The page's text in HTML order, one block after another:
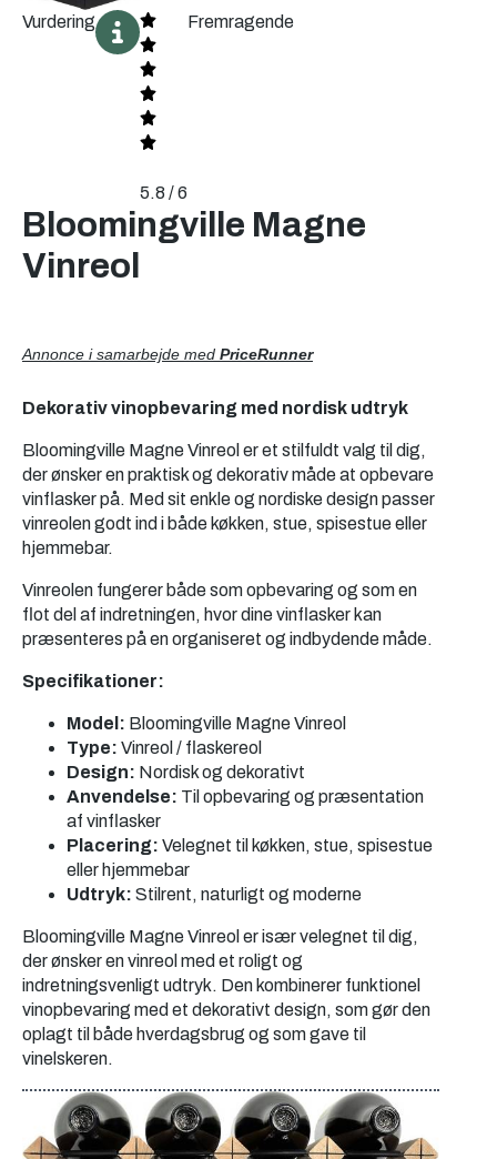
Vurdering
5.8 / 6
Fremragende
Bloomingville Magne
Vinreol
Annonce i samarbejde med PriceRunner
Dekorativ vinopbevaring med nordisk udtryk
Bloomingville Magne Vinreol er et stilfuldt valg til dig,
der ønsker en praktisk og dekorativ måde at opbevare
vinflasker på. Med sit enkle og nordiske design passer
vinreolen godt ind i både køkken, stue, spisestue eller
hjemmebar.
Vinreolen fungerer både som opbevaring og som en
flot del af indretningen, hvor dine vinflasker kan
præsenteres på en organiseret og indbydende måde.
Specifikationer:
Model: Bloomingville Magne Vinreol
Type: Vinreol / flaskereol
Design: Nordisk og dekorativt
Anvendelse: Til opbevaring og præsentation
af vinflasker
Placering: Velegnet til køkken, stue, spisestue
eller hjemmebar
Udtryk: Stilrent, naturligt og moderne
Bloomingville Magne Vinreol er især velegnet til dig,
der ønsker en vinreol med et roligt og
indretningsvenligt udtryk. Den kombinerer funktionel
vinopbevaring med et dekorativt design, som gør den
oplagt til både hverdagsbrug og som gave til
vinelskeren.